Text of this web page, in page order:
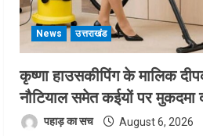
News उत्तराखंड
कृष्णा हाउसकीपिंग के मालिक
नौटियाल समेत कईयों पर मुकदमा
पहाड़ का सच August 6, 2026